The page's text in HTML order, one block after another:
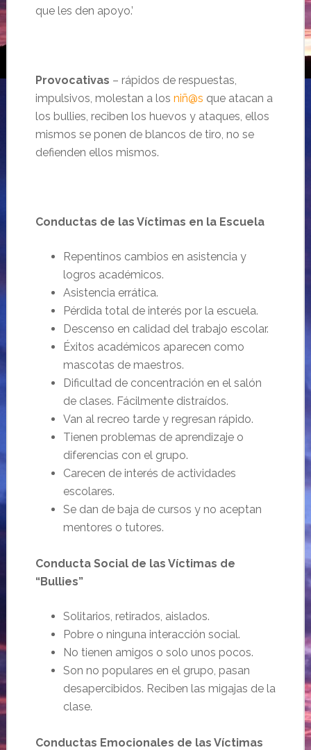
que les den apoyo.’
Provocativas – rápidos de respuestas,
impulsivos, molestan a los niñ@s que atacan a
los bullies, reciben los huevos y ataques, ellos
mismos se ponen de blancos de tiro, no se
defienden ellos mismos.
Conductas de las Víctimas en la Escuela
Repentinos cambios en asistencia y
logros académicos.
Asistencia errática.
Pérdida total de interés por la escuela.
Descenso en calidad del trabajo escolar.
Éxitos académicos aparecen como
mascotas de maestros.
Dificultad de concentración en el salón
de clases. Fácilmente distraídos.
Van al recreo tarde y regresan rápido.
Tienen problemas de aprendizaje o
diferencias con el grupo.
Carecen de interés de actividades
escolares.
Se dan de baja de cursos y no aceptan
mentores o tutores.
Conducta Social de las Víctimas de
“Bullies”
Solitarios, retirados, aislados.
Pobre o ninguna interacción social.
No tienen amigos o solo unos pocos.
Son no populares en el grupo, pasan
desapercibidos. Reciben las migajas de la
clase.
Conductas Emocionales de las Víctimas